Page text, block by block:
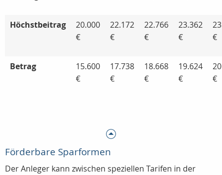
Höchstbeitrag
20.000
€
22.172
€
22.766
€
23.362
€
€
Betrag
15.600
€
17.738
€
18.668
€
19.624
€
€
Förderbare Sparformen
Der Anleger kann zwischen speziellen Tarifen in der